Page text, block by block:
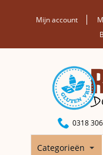
Mijn account
0318
Categorieën